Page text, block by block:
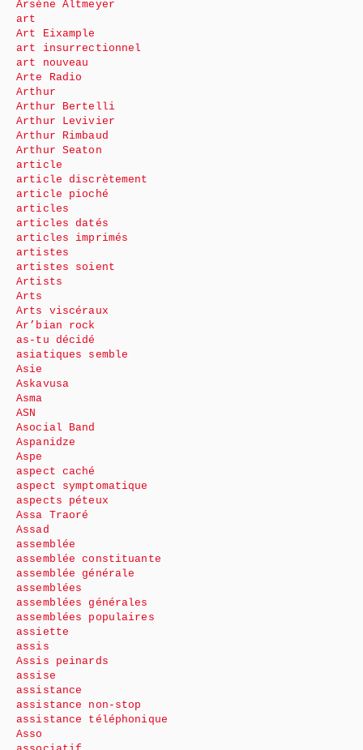
Arsène Altmeyer
art
Art Eixample
art insurrectionnel
art nouveau
Arte Radio
Arthur
Arthur Bertelli
Arthur Levivier
Arthur Rimbaud
Arthur Seaton
article
article discrètement
article pioché
articles
articles datés
articles imprimés
artistes
artistes soient
Artists
Arts
Arts viscéraux
Ar’bian rock
as-tu décidé
asiatiques semble
Asie
Askavusa
Asma
ASN
Asocial Band
Aspanidze
Aspe
aspect caché
aspect symptomatique
aspects péteux
Assa Traoré
Assad
assemblée
assemblée constituante
assemblée générale
assemblées
assemblées générales
assemblées populaires
assiette
assis
Assis peinards
assise
assistance
assistance non-stop
assistance téléphonique
Asso